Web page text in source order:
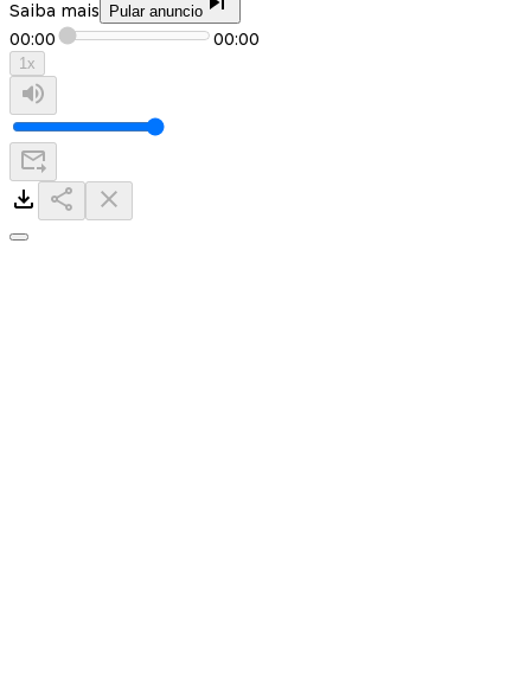
Saiba mais Pular anuncio
00:00 00:00
1x